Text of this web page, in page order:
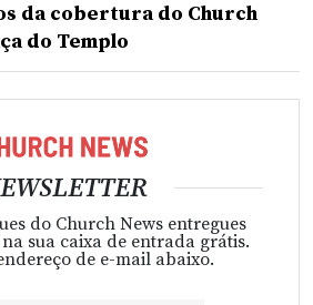
da cobertura do Church
do Templo
do Church News entregues
sua caixa de entrada grátis.
de e-mail abaixo.